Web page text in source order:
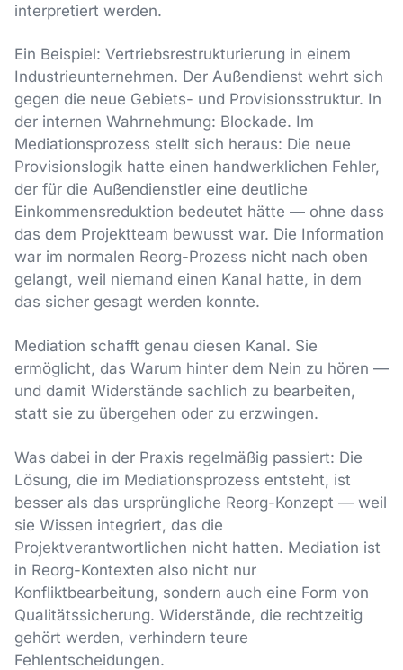
interpretiert werden.
Ein Beispiel: Vertriebsrestrukturierung in einem
Industrieunternehmen. Der Außendienst wehrt sich
gegen die neue Gebiets- und Provisionsstruktur. In
der internen Wahrnehmung: Blockade. Im
Mediationsprozess stellt sich heraus: Die neue
Provisionslogik hatte einen handwerklichen Fehler,
der für die Außendienstler eine deutliche
Einkommensreduktion bedeutet hätte — ohne dass
das dem Projektteam bewusst war. Die Information
war im normalen Reorg-Prozess nicht nach oben
gelangt, weil niemand einen Kanal hatte, in dem
das sicher gesagt werden konnte.
Mediation schafft genau diesen Kanal. Sie
ermöglicht, das Warum hinter dem Nein zu hören —
und damit Widerstände sachlich zu bearbeiten,
statt sie zu übergehen oder zu erzwingen.
Was dabei in der Praxis regelmäßig passiert: Die
Lösung, die im Mediationsprozess entsteht, ist
besser als das ursprüngliche Reorg-Konzept — weil
sie Wissen integriert, das die
Projektverantwortlichen nicht hatten. Mediation ist
in Reorg-Kontexten also nicht nur
Konfliktbearbeitung, sondern auch eine Form von
Qualitätssicherung. Widerstände, die rechtzeitig
gehört werden, verhindern teure
Fehlentscheidungen.